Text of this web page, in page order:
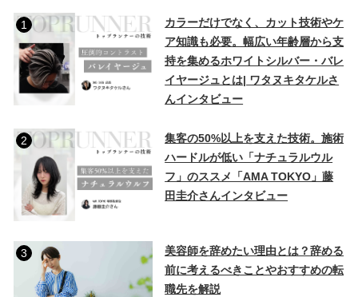
1
カラーだけでなく、カット技術やケ
ア知識も必要。幅広い年齢層から支
持を集めるホワイトシルバー・バレ
イヤージュとは| ワタヌキタケルさ
んインタビュー
2
集客の50%以上を支えた技術。施術
ハードルが低い「ナチュラルウル
フ」のススメ「AMA TOKYO」藤
田圭介さんインタビュー
3
美容師を辞めたい理由とは？辞める
前に考えるべきことやおすすめの転
職先を解説